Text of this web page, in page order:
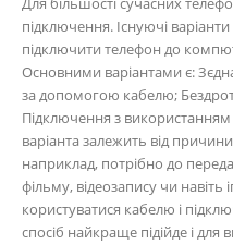
підключення. Існуючі
підключити телефон до
Основними варіантами є:
за допомогою кабелю;
Підключення з
варіанта залежить від
наприклад, потрібно до
фільму, відеозапису чи
користуватися кабелю і
спосіб найкраще підійде і